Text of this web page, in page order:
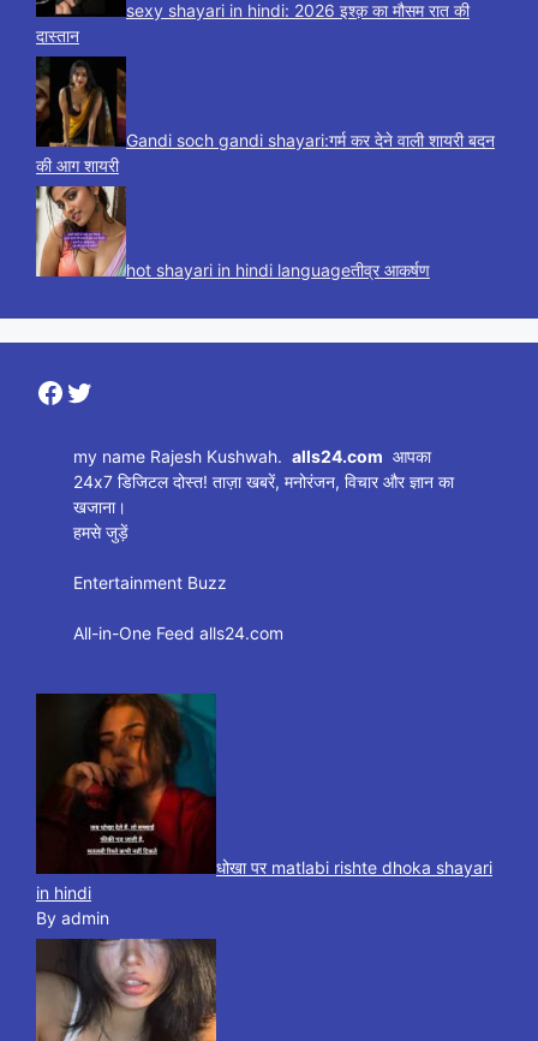
sexy shayari in hindi: 2026 इश्क़ का मौसम रात की
दास्तान
Gandi soch gandi shayari:गर्म कर देने वाली शायरी बदन
की आग शायरी
hot shayari in hindi languageतीव्र आकर्षण
Facebook
Twitter
my name Rajesh Kushwah.alls24.com आपका
24x7 डिजिटल दोस्त! ताज़ा खबरें, मनोरंजन, विचार और ज्ञान का
खजाना।
हमसे जुड़ें
Entertainment Buzz
All-in-One Feed alls24.com
धोखा पर matlabi rishte dhoka shayari
in hindi
By admin